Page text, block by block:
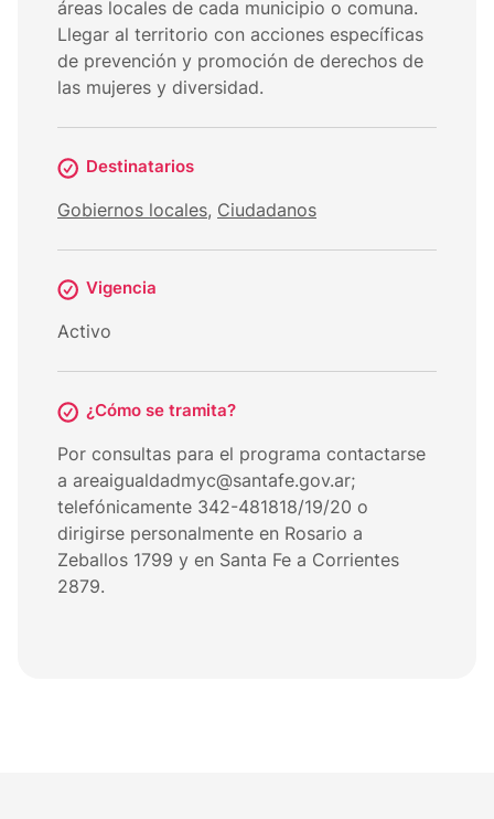
áreas locales de cada municipio o comuna.
Llegar al territorio con acciones específicas
de prevención y promoción de derechos de
las mujeres y diversidad.
Destinatarios
Gobiernos locales, Ciudadanos
Vigencia
Activo
¿Cómo se tramita?
Por consultas para el programa contactarse
a areaigualdadmyc@santafe.gov.ar;
telefónicamente 342-481818/19/20 o
dirigirse personalmente en Rosario a
Zeballos 1799 y en Santa Fe a Corrientes
2879.